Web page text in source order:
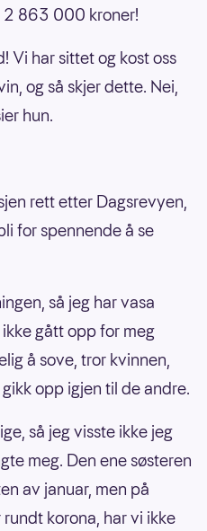
2 863 000 kroner!
Vi har sittet og kost oss
og så skjer dette. Nei,
hun.
rett etter Dagsrevyen,
for spennende å se
så jeg har vasa
gått opp for meg
å sove, tror kvinnen,
opp igjen til de andre.
så jeg visste ikke jeg
meg. Den ene søsteren
av januar, men på
korona, har vi ikke